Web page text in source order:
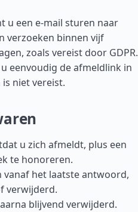
u een e-mail sturen naar
verzoeken binnen vijf
zoals vereist door GDPR.
eenvoudig de afmeldlink in
niet vereist.
u zich afmeldt, plus een
te honoreren.
het laatste antwoord,
verwijderd.
blijvend verwijderd.